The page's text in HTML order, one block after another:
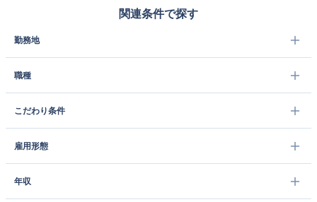
関連条件で探す
勤務地
職種
こだわり条件
雇用形態
年収